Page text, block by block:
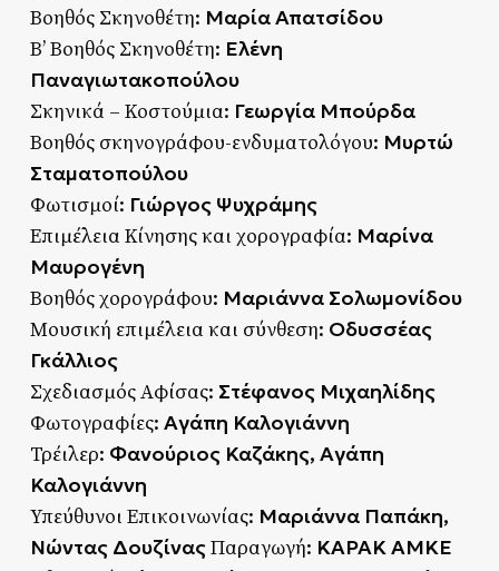
Βοηθός Σκηνοθέτη: Μαρία Απατσίδου
Β’ Βοηθός Σκηνοθέτη: Ελένη
Παναγιωτακοπούλου
Σκηνικά – Κοστούμια: Γεωργία Μπούρδα
Βοηθός σκηνογράφου-ενδυματολόγου: Μυρτώ
Σταματοπούλου
Φωτισμοί: Γιώργος Ψυχράμης
Επιμέλεια Κίνησης και χορογραφία: Μαρίνα
Μαυρογένη
Βοηθός χορογράφου: Μαριάννα Σολωμονίδου
Μουσική επιμέλεια και σύνθεση: Οδυσσέας
Γκάλλιος
Σχεδιασμός Αφίσας: Στέφανος Μιχαηλίδης
Φωτογραφίες: Αγάπη Καλογιάννη
Τρέιλερ: Φανούριος Καζάκης, Αγάπη
Καλογιάννη
Υπεύθυνοι Επικοινωνίας: Μαριάννα Παπάκη,
Νώντας ΔουζίναςΠαραγωγή: ΚΑΡΑΚ ΑΜΚΕ